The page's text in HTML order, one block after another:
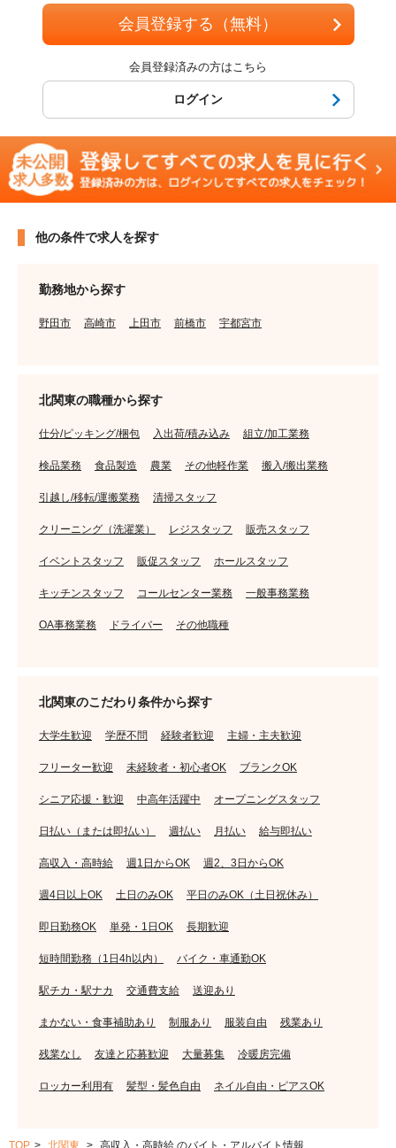
会員登録する（無料）
会員登録済みの方はこちら
ログイン
他の条件で求人を探す
勤務地から探す
野田市 高崎市 上田市 前橋市 宇都宮市
北関東の職種から探す
仕分/ピッキング/梱包 入出荷/積み込み 組立/加工業務
検品業務 食品製造 農業 その他軽作業 搬入/搬出業務
引越し/移転/運搬業務 清掃スタッフ
クリーニング（洗濯業） レジスタッフ 販売スタッフ
イベントスタッフ 販促スタッフ ホールスタッフ
キッチンスタッフ コールセンター業務 一般事務業務
OA事務業務 ドライバー その他職種
北関東のこだわり条件から探す
大学生歓迎 学歴不問 経験者歓迎 主婦・主夫歓迎
フリーター歓迎 未経験者・初心者OK ブランクOK
シニア応援・歓迎 中高年活躍中 オープニングスタッフ
日払い（または即払い） 週払い 月払い 給与即払い
高収入・高時給 週1日からOK 週2、3日からOK
週4日以上OK 土日のみOK 平日のみOK（土日祝休み）
即日勤務OK 単発・1日OK 長期歓迎
短時間勤務（1日4h以内） バイク・車通勤OK
駅チカ・駅ナカ 交通費支給 送迎あり
まかない・食事補助あり 制服あり 服装自由 残業あり
残業なし 友達と応募歓迎 大量募集 冷暖房完備
ロッカー利用有 髪型・髪色自由 ネイル自由・ピアスOK